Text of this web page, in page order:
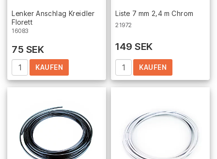
Add to list of favorites
Lenker Anschlag Kreidler
Florett
16083
75 SEK
KAUFEN
Liste 7 mm 2,4 m Chrom
21972
149 SEK
KAUFEN